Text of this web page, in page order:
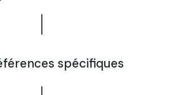
spécifiques